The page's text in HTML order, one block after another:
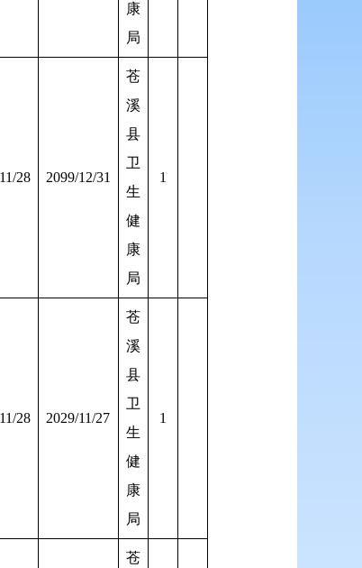
康
局
28 2099/12/31
苍
溪
县
卫
生
健
康
局
1
28 2029/11/27
苍
溪
县
卫
生
健
康
局
1
苍